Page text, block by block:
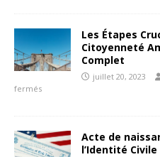
Les Étapes
Citoyenneté
Complet
juillet 20, 2023
fermés
Acte de
l’Identité Civile